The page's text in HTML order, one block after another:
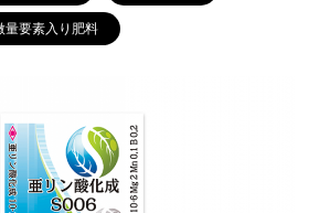
量要素入り肥料